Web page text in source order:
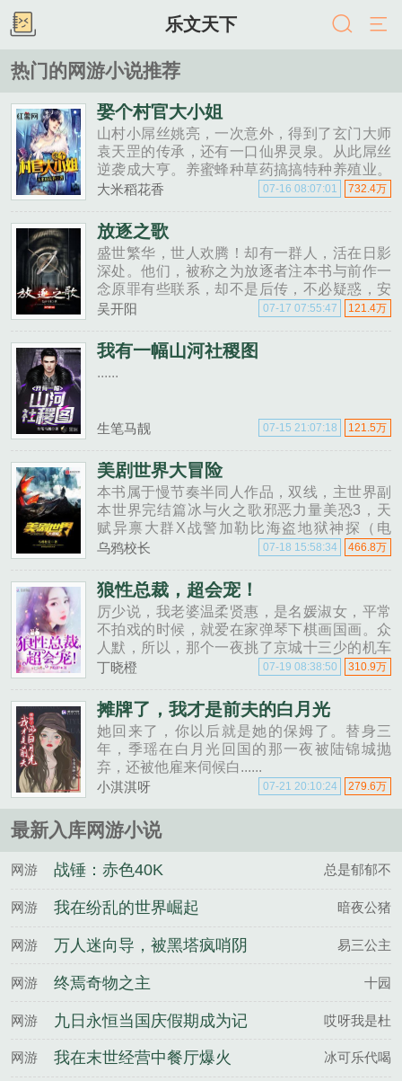
乐文天下
热门的网游小说推荐
娶个村官大小姐
山村小屌丝姚亮，一次意外，得到了玄门大师
袁天罡的传承，还有一口仙界灵泉。从此屌丝
逆袭成大亨。养蜜蜂种草药搞搞特种养殖业。
发财致富的同时，不忘与气质各异的美女调调
官，所有美女都是他的菜。......
大米稻花香 732.4万
07-16 08:07:01
放逐之歌
盛世繁华，世人欢腾！却有一群人，活在日影
深处。他们，被称之为放逐者注本书与前作一
念原罪有些联系，却不是后传，不必疑惑，安
心畅阅！......
吴开阳 121.4万
07-17 07:55:47
我有一幅山河社稷图
......
生笔马靓 121.5万
07-15 21:07:18
美剧世界大冒险
本书属于慢节奏半同人作品，双线，主世界副
本世界完结篇冰与火之歌邪恶力量美恐3，天
赋异禀大群X战警加勒比海盗地狱神探（电
影）精灵宝钻。本书分两部分，前诸卷与精灵
已完结。......
乌鸦校长 466.8万
07-18 15:58:34
狼性总裁，超会宠！
厉少说，我老婆温柔贤惠，是名媛淑女，平常
不拍戏的时候，就爱在家弹琴下棋画国画。众
人默，所以，那个一夜挑了京城十三少的机车
女王，是谁家媳妇？厉少还说，我老婆单纯善
死。众人再默，所以，那个在......
丁晓橙 310.9万
07-19 08:38:50
摊牌了，我才是前夫的白月光
她回来了，你以后就是她的保姆了。替身三
年，季瑶在白月光回国的那一夜被陆锦城抛
弃，还被他雇来伺候白......
小淇淇呀 279.6万
07-21 20:10:24
最新入库网游小说
网游 战锤：赤色40K 总是郁郁不
网游 我在纷乱的世界崛起 暗夜公猪
网游
万人迷向导，被黑塔疯哨阴
暗觊觎
易三公主
网游 终焉奇物之主 十园
网游
九日永恒当国庆假期成为记
忆终点
哎呀我是杜
网游 我在末世经营中餐厅爆火 冰可乐代喝